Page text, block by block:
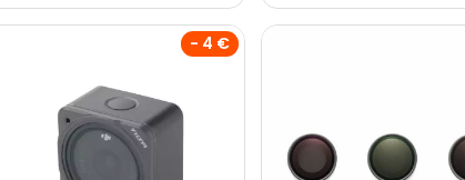
- 4 €